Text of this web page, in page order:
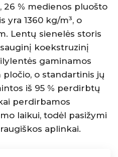
26 % medienos pluošto
yra 1360 kg/m³, o
Lentų sienelės storis
koekstruzinį
gaminamos
o standartinis jų
iš 95 % perdirbtų
perdirbamos
laikui, todėl pasižymi
aplinkai.